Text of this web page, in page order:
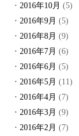
2016年10月 (5)
2016年9月 (5)
2016年8月 (9)
2016年7月 (6)
2016年6月 (5)
2016年5月 (11)
2016年4月 (7)
2016年3月 (9)
2016年2月 (7)